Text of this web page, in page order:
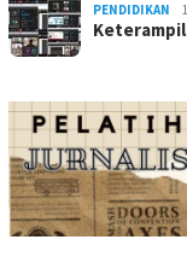
PENDIDIKAN